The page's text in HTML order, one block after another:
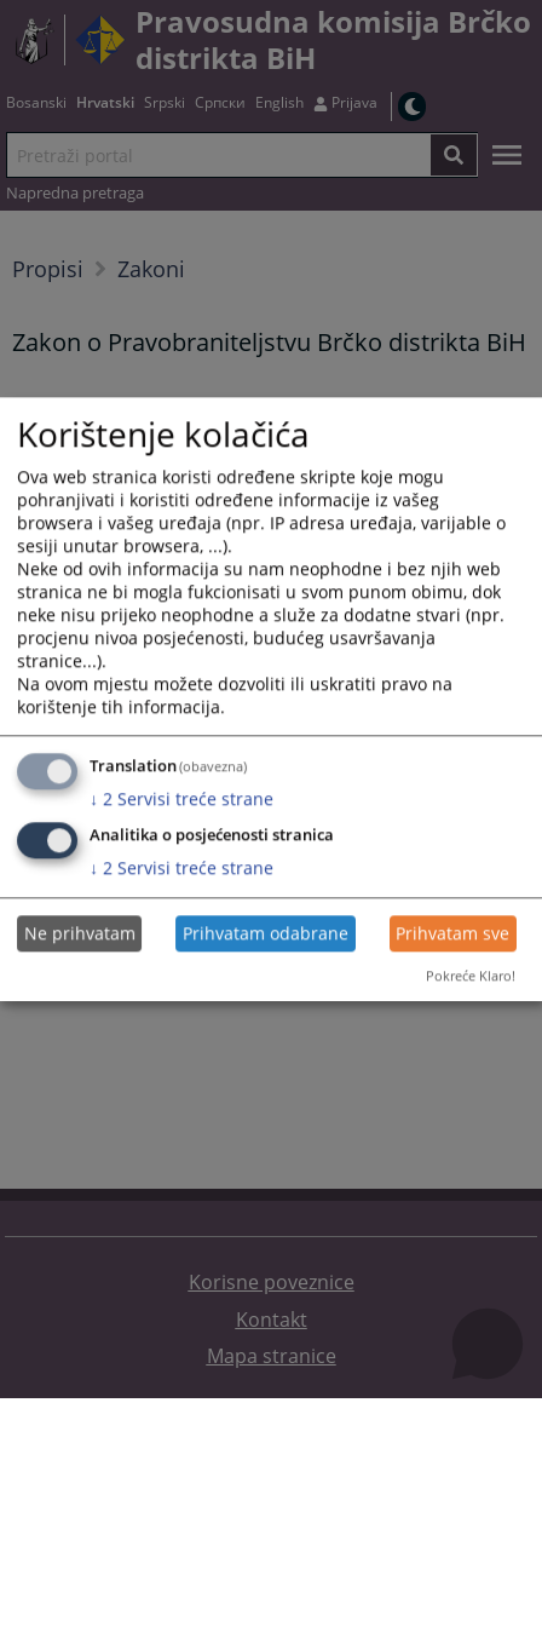
Pravosudna komisija Brčko
distrikta BiH
Bosanski Hrvatski Srpski Српски English Prijava
Napredna pretraga
Propisi Zakoni
Zakon o Pravobraniteljstvu Brčko distrikta BiH
Tekst zakona možete preuzetiOVDJE
Prikazana vijest je na: Hrvatski jezik
Vijest dostupna još na: Bosanski jezik Српски језик
121
Korisne poveznice
Kontakt
Mapa stranice
Korištenje kolačića
Ova web stranica koristi određene skripte koje mogu
pohranjivati i koristiti određene informacije iz vašeg
browsera i vašeg uređaja (npr. IP adresa uređaja, varijable o
sesiji unutar browsera, ...).
Neke od ovih informacija su nam neophodne i bez njih web
stranica ne bi mogla fukcionisati u svom punom obimu, dok
neke nisu prijeko neophodne a služe za dodatne stvari (npr.
procjenu nivoa posjećenosti, budućeg usavršavanja
stranice...).
Na ovom mjestu možete dozvoliti ili uskratiti pravo na
korištenje tih informacija.
Translation(obavezna)
↓ 2 Servisi treće strane
Analitika o posjećenosti stranica
↓ 2 Servisi treće strane
Ne prihvatam Prihvatam odabrane Prihvatam sve
Pokreće Klaro!